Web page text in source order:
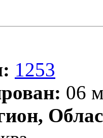
1253
06